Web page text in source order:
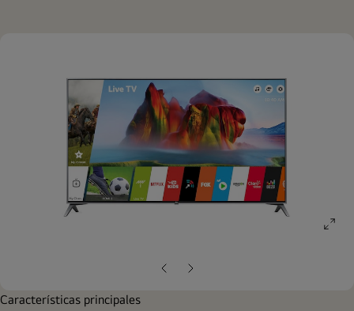
Diapositiva
Siguiente
Características principales